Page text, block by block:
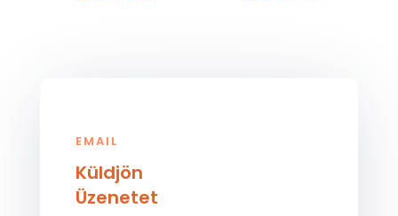
EMAIL
Küldjön
Üzenetet